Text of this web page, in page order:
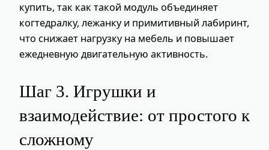
купить, так как такой модуль объединяет
когтедралку, лежанку и примитивный лабиринт,
что снижает нагрузку на мебель и повышает
ежедневную двигательную активность.
Шаг 3. Игрушки и
взаимодействие: от простого к
сложному